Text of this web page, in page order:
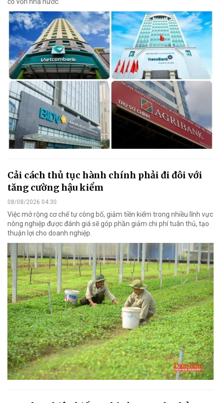
Cải cách thủ tục hành chính phải đi đôi với
tăng cường hậu kiểm
08/08/2026 04:30
Việc mở rộng cơ chế tự công bố, giảm tiền kiểm trong nhiều lĩnh vực
nông nghiệp được đánh giá sẽ góp phần giảm chi phí tuân thủ, tạo
thuận lợi cho doanh nghiệp.